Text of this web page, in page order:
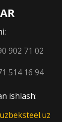
902 71 02
514 16 94
ishlash: